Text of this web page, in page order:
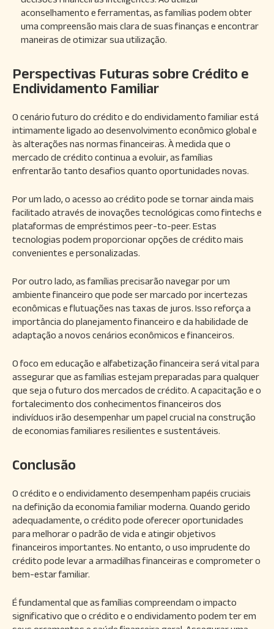
aconselhamento e ferramentas, as famílias podem obter
uma compreensão mais clara de suas finanças e encontrar
maneiras de otimizar sua utilização.
Perspectivas Futuras sobre Crédito e
Endividamento Familiar
O cenário futuro do crédito e do endividamento familiar está
intimamente ligado ao desenvolvimento econômico global e
às alterações nas normas financeiras. À medida que o
mercado de crédito continua a evoluir, as famílias
enfrentarão tanto desafios quanto oportunidades novas.
Por um lado, o acesso ao crédito pode se tornar ainda mais
facilitado através de inovações tecnológicas como fintechs e
plataformas de empréstimos peer-to-peer. Estas
tecnologias podem proporcionar opções de crédito mais
convenientes e personalizadas.
Por outro lado, as famílias precisarão navegar por um
ambiente financeiro que pode ser marcado por incertezas
econômicas e flutuações nas taxas de juros. Isso reforça a
importância do planejamento financeiro e da habilidade de
adaptação a novos cenários econômicos e financeiros.
O foco em educação e alfabetização financeira será vital para
assegurar que as famílias estejam preparadas para qualquer
que seja o futuro dos mercados de crédito. A capacitação e o
fortalecimento dos conhecimentos financeiros dos
indivíduos irão desempenhar um papel crucial na construção
de economias familiares resilientes e sustentáveis.
Conclusão
O crédito e o endividamento desempenham papéis cruciais
na definição da economia familiar moderna. Quando gerido
adequadamente, o crédito pode oferecer oportunidades
para melhorar o padrão de vida e atingir objetivos
financeiros importantes. No entanto, o uso imprudente do
crédito pode levar a armadilhas financeiras e comprometer o
bem-estar familiar.
É fundamental que as famílias compreendam o impacto
significativo que o crédito e o endividamento podem ter em